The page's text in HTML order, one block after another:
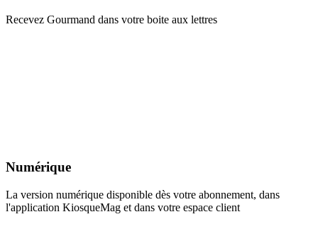
Recevez Gourmand dans votre boite aux lettres
Numérique
La version numérique disponible dès votre abonnement, dans
l'application KiosqueMag et dans votre espace client